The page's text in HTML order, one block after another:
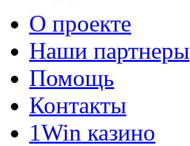
О проекте
Наши партнеры
Помощь
Контакты
1Win казино